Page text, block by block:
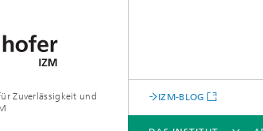
Zuverlässigkeit und
IZM-BLOG